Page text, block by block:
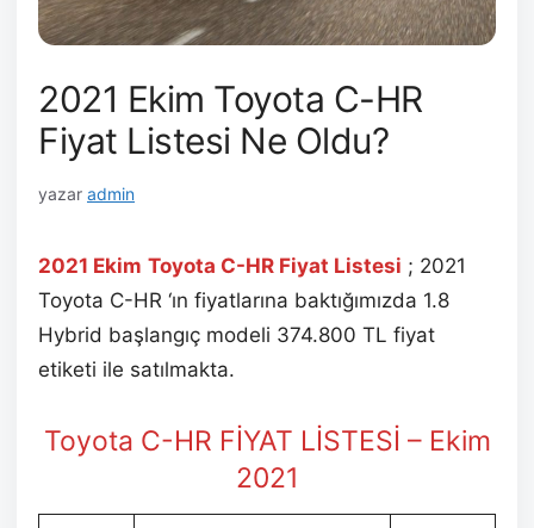
2021 Ekim Toyota C-HR
Fiyat Listesi Ne Oldu?
yazar admin
2021 Ekim Toyota C-HR Fiyat Listesi ; 2021
Toyota C-HR ‘ın fiyatlarına baktığımızda 1.8
Hybrid başlangıç modeli 374.800 TL fiyat
etiketi ile satılmakta.
Toyota C-HR FİYAT LİSTESİ – Ekim
2021